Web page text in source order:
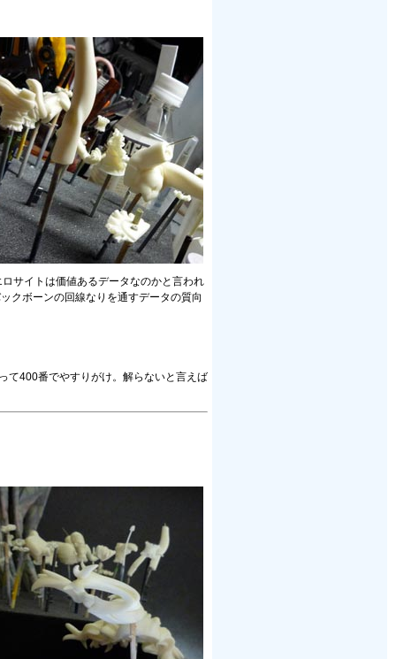
サイトは価値あるデータなのかと言われ
クボーンの回線なりを通すデータの質向
て400番でやすりがけ。解らないと言えば